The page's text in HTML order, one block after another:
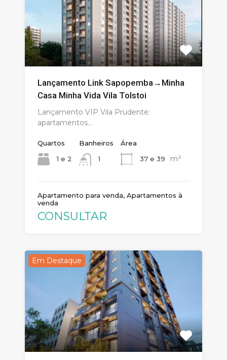
Lançamento Link Sapopemba→Minha
Casa Minha Vida Vila Tolstoi
Lançamento VIP Vila Prudente:
apartamentos…
Quartos
1 e 2
Banheiros
1
Área
37 e 39
m²
Apartamento para venda, Apartamentos à
venda
CONSULTAR
Em Destaque